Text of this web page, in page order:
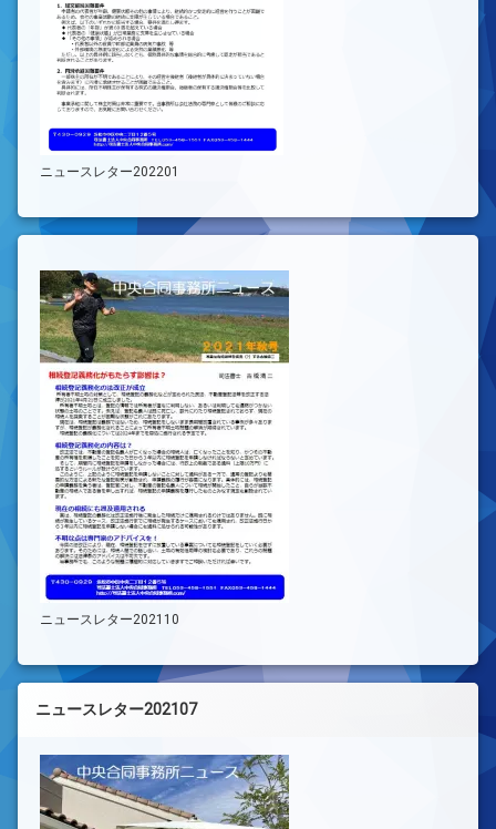
ニュースレター202201
ニュースレター202110
ニュースレター202107